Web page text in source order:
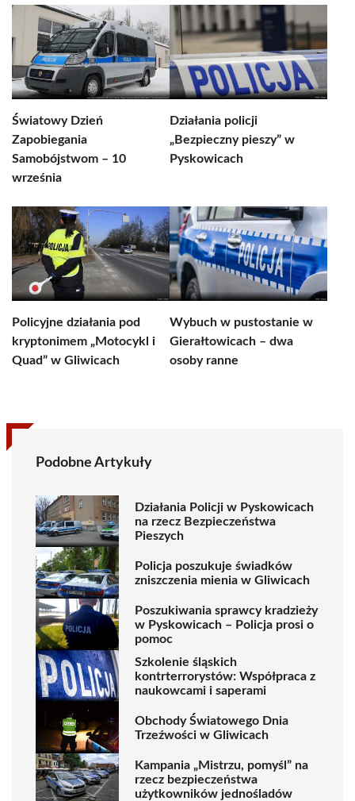
Światowy Dzień
Zapobiegania
Samobójstwom – 10
września
Działania policji
„Bezpieczny pieszy” w
Pyskowicach
Policyjne działania pod
kryptonimem „Motocykl i
Quad” w Gliwicach
Wybuch w pustostanie w
Gierałtowicach – dwa
osoby ranne
Podobne Artykuły
Działania Policji w Pyskowicach
na rzecz Bezpieczeństwa
Pieszych
Policja poszukuje świadków
zniszczenia mienia w Gliwicach
Poszukiwania sprawcy kradzieży
w Pyskowicach – Policja prosi o
pomoc
Szkolenie śląskich
kontrterrorystów: Współpraca z
naukowcami i saperami
Obchody Światowego Dnia
Trzeźwości w Gliwicach
Kampania „Mistrzu, pomyśl” na
rzecz bezpieczeństwa
użytkowników jednośladów